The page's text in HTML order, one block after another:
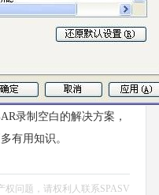
录制空白的解决方案，
有用知识。
问题，请权利人联系SPASV